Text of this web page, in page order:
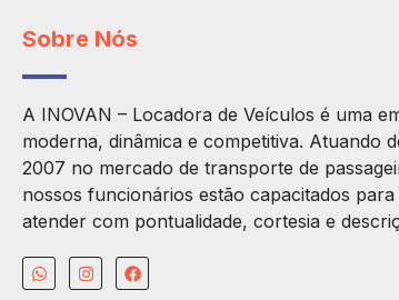
Sobre Nós
A INOVAN – Locadora de Veículos é uma
moderna, dinâmica e competitiva. Atuando
2007 no mercado de transporte de
nossos funcionários estão capacitados para
atender com pontualidade, cortesia e